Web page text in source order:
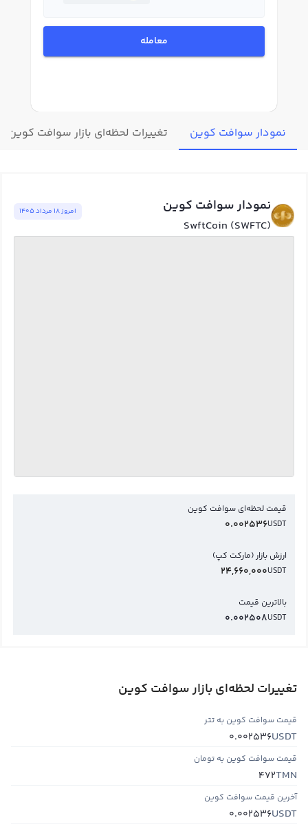
معامله
نمودار سوافت کوین تغییرات لحظه‌ای بازار سوافت کوین
نمودار سوافت کوین
SwftCoin (SWFTC)
امروز ١٨ مرداد ١٤٠٥
قیمت لحظه‌ای سوافت کوین
USDT
0.002536
ارزش بازار (مارکت کپ)
USDT
24,660,000
بالاترین قیمت
USDT
0.002508
تغییرات لحظه‌ای بازار سوافت کوین
قیمت سوافت کوین به تتر
USDT
0.002536
قیمت سوافت کوین به تومان
TMN
472
آخرین قیمت سوافت کوین
USDT
0.002536